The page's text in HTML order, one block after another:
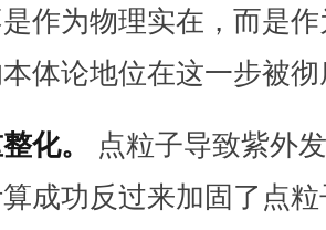
作为物理实在，而是作
体论地位在这一步被
化。
点粒子导致紫外
成功反过来加固了点